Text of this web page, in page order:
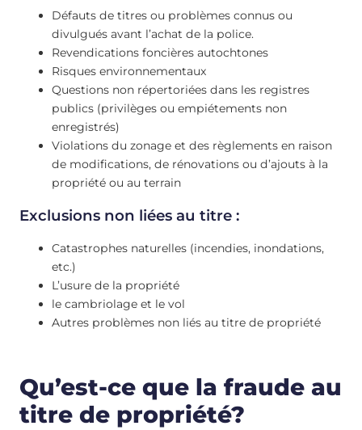
Défauts de titres ou problèmes connus ou
divulgués avant l’achat de la police.
Revendications foncières autochtones
Risques environnementaux
Questions non répertoriées dans les registres
publics (privilèges ou empiétements non
enregistrés)
Violations du zonage et des règlements en raison
de modifications, de rénovations ou d’ajouts à la
propriété ou au terrain
Exclusions non liées au titre :
Catastrophes naturelles (incendies, inondations,
etc.)
L’usure de la propriété
le cambriolage et le vol
Autres problèmes non liés au titre de propriété
Qu’est-ce que la fraude au
titre de propriété?